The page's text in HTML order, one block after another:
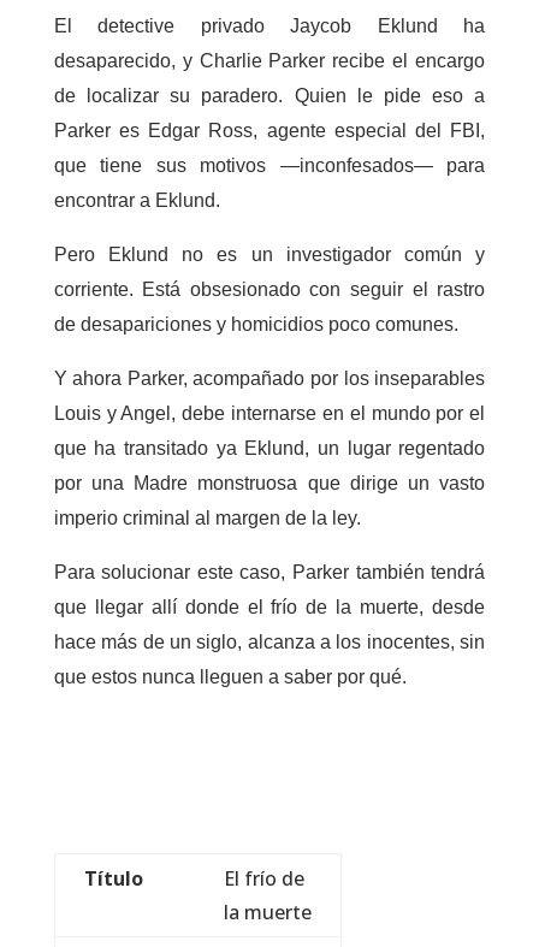
El detective privado Jaycob Eklund ha
desaparecido, y Charlie Parker recibe el encargo
de localizar su paradero. Quien le pide eso a
Parker es Edgar Ross, agente especial del FBI,
que tiene sus motivos —inconfesados— para
encontrar a Eklund.
Pero Eklund no es un investigador común y
corriente. Está obsesionado con seguir el rastro
de desapariciones y homicidios poco comunes.
Y ahora Parker, acompañado por los inseparables
Louis y Angel, debe internarse en el mundo por el
que ha transitado ya Eklund, un lugar regentado
por una Madre monstruosa que dirige un vasto
imperio criminal al margen de la ley.
Para solucionar este caso, Parker también tendrá
que llegar allí donde el frío de la muerte, desde
hace más de un siglo, alcanza a los inocentes, sin
que estos nunca lleguen a saber por qué.
Título
El frío de
la muerte